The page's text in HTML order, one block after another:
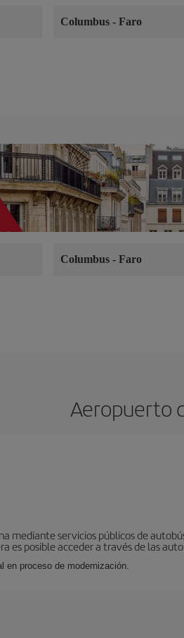
Columbus - Faro
Columbus - Faro
Aeropuerto
mediante servicios públicos de
es posible acceder a través de las
en proceso de modernización.